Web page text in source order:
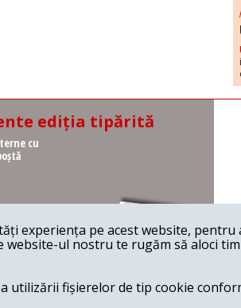
ediția tipărită
cu
cu
experiența pe acest website,
ul nostru te rugăm să aloci
fișierelor de tip cookie